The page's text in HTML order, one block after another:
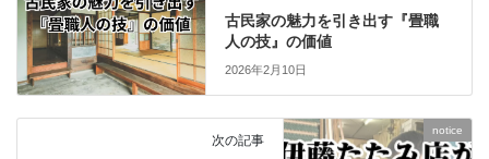
古民家の魅力を引き出す『畳職
人の技』の価値
2026年2月10日
notice
次の記事